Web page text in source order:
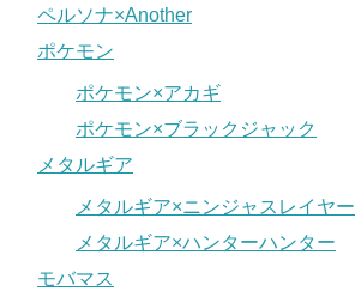
ペルソナ×Another
ポケモン
ポケモン×アカギ
ポケモン×ブラックジャック
メタルギア
メタルギア×ニンジャスレイヤー
メタルギア×ハンターハンター
モバマス